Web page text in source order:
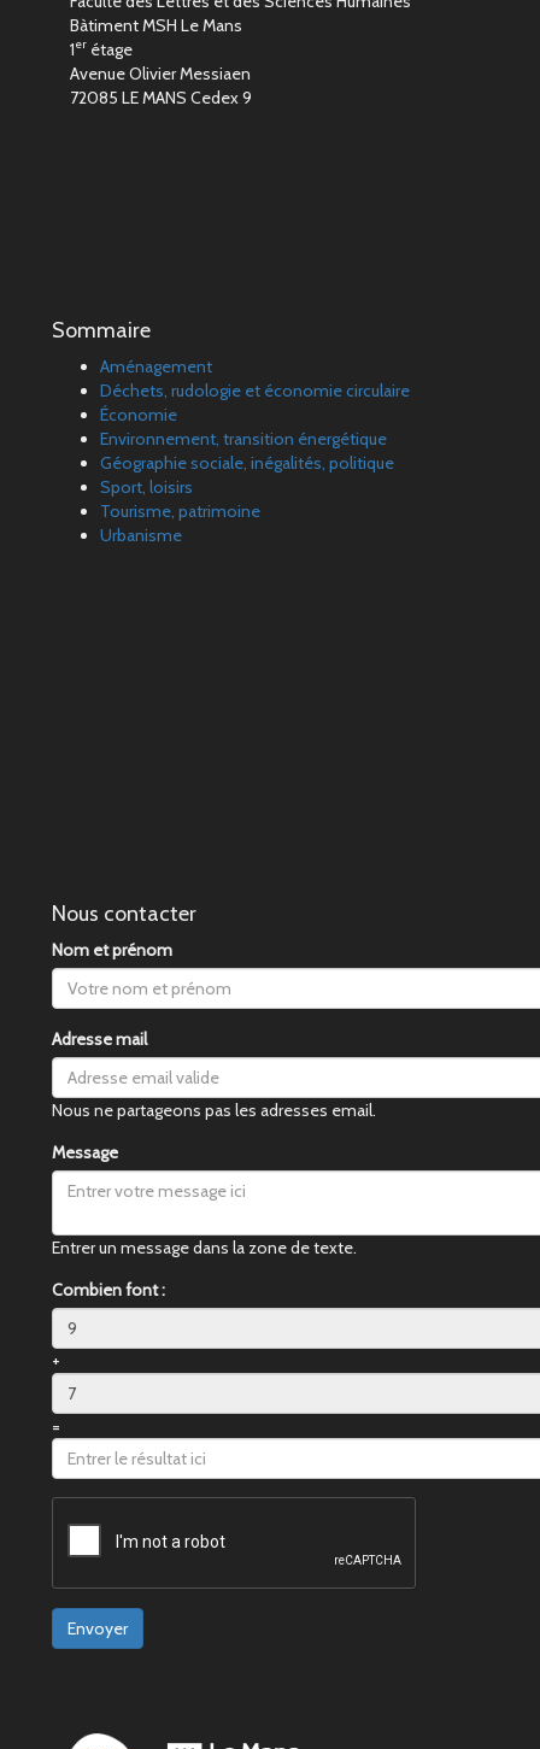
Bàtiment MSH Le Mans
1er étage
Avenue Olivier Messiaen
72085 LE MANS Cedex 9
Sommaire
Aménagement
Déchets, rudologie et économie circulaire
Économie
Environnement, transition énergétique
Géographie sociale, inégalités, politique
Sport, loisirs
Tourisme, patrimoine
Urbanisme
Nous contacter
Nom et prénom
Adresse mail
Nous ne partageons pas les adresses email.
Message
Entrer un message dans la zone de texte.
Combien font :
+
=
Envoyer